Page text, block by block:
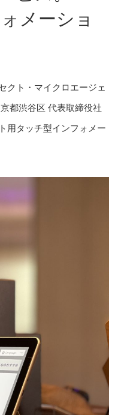
メーショ
クト・マイクロエージェ
都渋谷区 代表取締役社
用タッチ型インフォメー